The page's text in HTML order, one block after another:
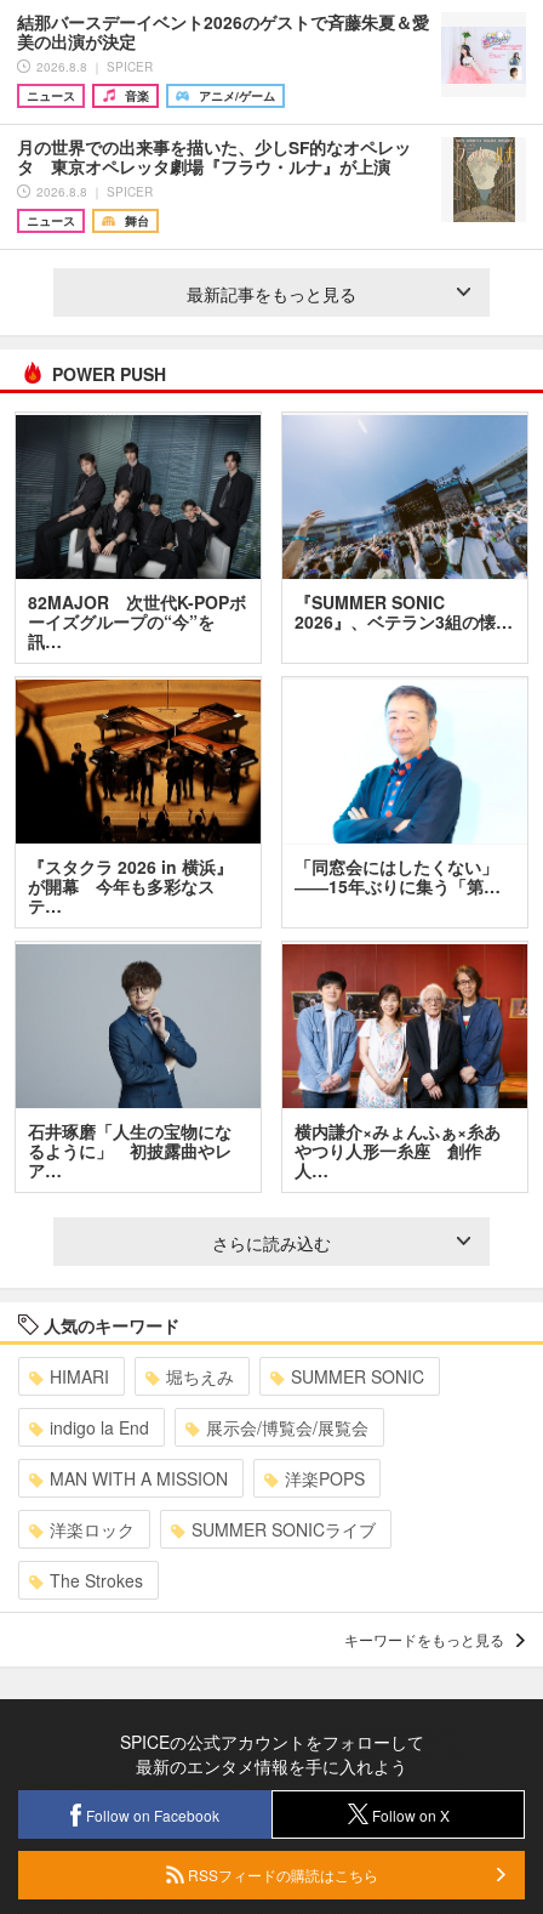
結那バースデーイベント2026のゲストで斉藤朱夏＆愛
美の出演が決定
2026.8.8 ｜ SPICER
ニュース
音楽 アニメ/ゲーム
月の世界での出来事を描いた、少しSF的なオペレッ
タ 東京オペレッタ劇場『フラウ・ルナ』が上演
2026.8.8 ｜ SPICER
ニュース
舞台
最新記事をもっと見る
POWER PUSH
82MAJOR 次世代K-POPボ
ーイズグループの“今”を
訊…
『SUMMER SONIC
2026』、ベテラン3組の懐…
『スタクラ 2026 in 横浜』
が開幕 今年も多彩なス
テ…
「同窓会にはしたくない」
――15年ぶりに集う「第…
石井琢磨「人生の宝物にな
るように」 初披露曲やレ
ア…
横内謙介×みょんふぁ×糸あ
やつり人形一糸座 創作
人…
さらに読み込む
人気のキーワード
HIMARI 堀ちえみ SUMMER SONIC
indigo la End 展示会/博覧会/展覧会
MAN WITH A MISSION 洋楽POPS
洋楽ロック SUMMER SONICライブ
The Strokes
キーワードをもっと見る
SPICEの公式アカウントをフォローして
最新のエンタメ情報を手に入れよう
Follow on Facebook Follow on X
RSSフィードの購読はこちら